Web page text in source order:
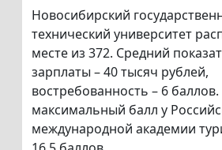
Новосибирский
технический университет
месте из 372. Средний
зарплаты – 40 тысяч рублей,
востребованность – 6
максимальный балл у
международной академии